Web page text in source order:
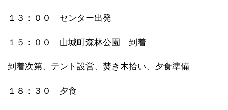
１３：００ センター出発
１５：００ 山城町森林公園 到着
到着次第、テント設営、焚き木拾い、夕食準備
１８：３０ 夕食